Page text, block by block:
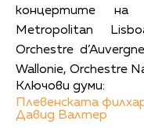
концертите на
Metropolitan
Orchestre
Wallonie, Orchestre
Ключови думи:
Плевенската
Давид Валтер